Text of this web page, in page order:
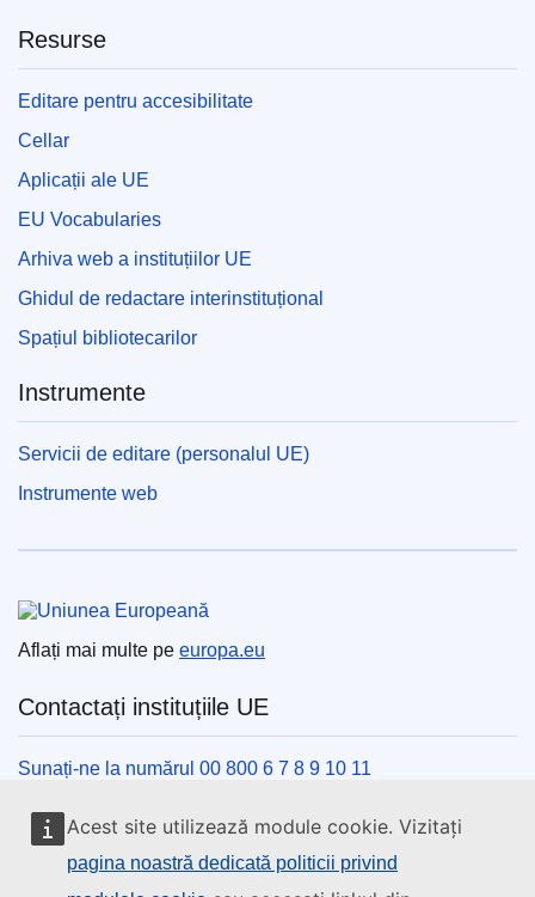
Acest site utilizează module cookie. Vizitați
pagina noastră dedicată politicii privind
Resurse
Editare pentru accesibilitate
Cellar
Aplicații ale UE
EU Vocabularies
Arhiva web a instituțiilor UE
Ghidul de redactare interinstituțional
Spațiul bibliotecarilor
Instrumente
Servicii de editare (personalul UE)
Instrumente web
Aflați mai multe pe europa.eu
Contactați instituțiile UE
Sunați-ne la numărul 00 800 6 7 8 9 10 11
Utilizați alte opțiuni telefonice
Scrieți-ne completând formularul de contact